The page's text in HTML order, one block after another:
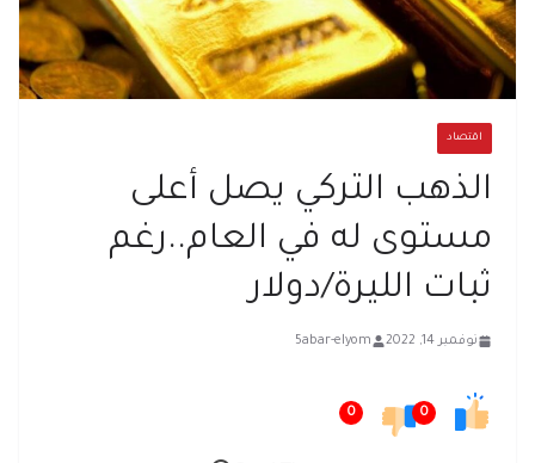
اقتصاد
الذهب التركي يصل أعلى
مستوى له في العام..رغم
ثبات الليرة/دولار
نوفمبر 14, 2022 5abar-elyom
0
0